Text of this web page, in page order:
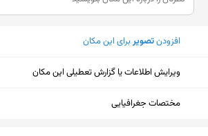
جمعه
شنبه
یکشنبه
افزودنتصویربرای این مکان
ویرایش اطلاعات یا گزارش تعطیلی این مکان
مختصات جغرافیایی